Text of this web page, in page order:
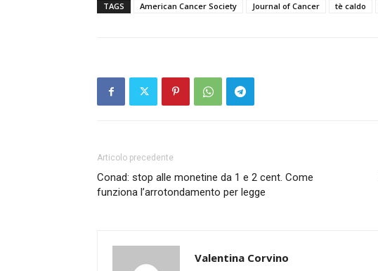
TAGS American Cancer Society Journal of Cancer tè caldo
Articolo precedente
Conad: stop alle monetine da 1 e 2 cent. Come
funziona l’arrotondamento per legge
Valentina Corvino